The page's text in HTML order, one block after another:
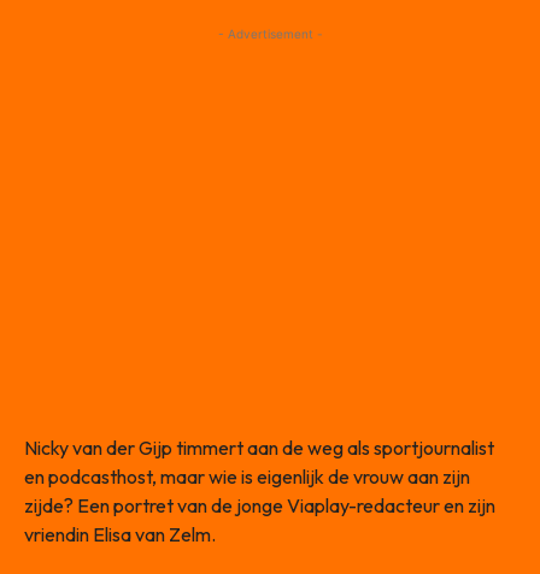
- Advertisement -
Nicky van der Gijp timmert aan de weg als sportjournalist
en podcasthost, maar wie is eigenlijk de vrouw aan zijn
zijde? Een portret van de jonge Viaplay-redacteur en zijn
vriendin Elisa van Zelm.